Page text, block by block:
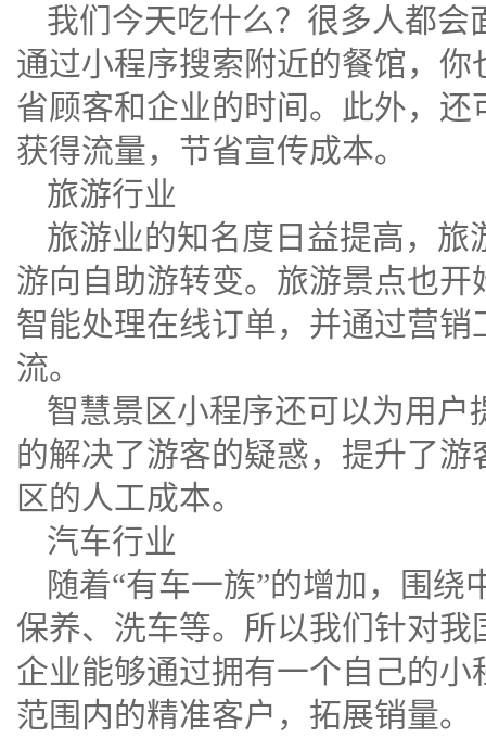
我们今天吃什么？很多人都会
通过小程序搜索附近的餐馆，
省顾客和企业的时间。此外，
获得流量，节省宣传成本。
旅游行业
旅游业的知名度日益提高，
游向自助游转变。旅游景点也
智能处理在线订单，并通过营
流。
智慧景区小程序还可以为用
的解决了游客的疑惑，提升了
区的人工成本。
汽车行业
随着“有车一族”的增加，围
保养、洗车等。所以我们针对
企业能够通过拥有一个自己的
范围内的精准客户，拓展销量。